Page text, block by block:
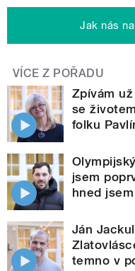
Jak nás
VÍCE Z POŘADU
Zpívám
se
folku
jsem
hned
Ján
temno v